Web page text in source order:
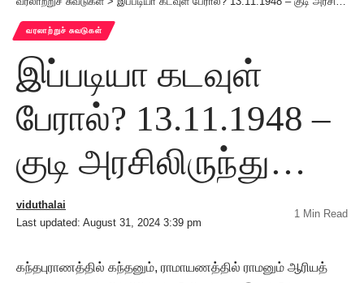
வரலாற்றுச் சுவடுகள்
இப்படியா கடவுள்
பேரால்? 13.11.1948 –
குடி அரசிலிருந்து…
Last updated: August 31, 2024 3:39 pm
viduthalai
1 Min Read
கந்தபுராணத்தில் கந்தனும், ராமாயணத்தில் ராமனும் ஆரியத்